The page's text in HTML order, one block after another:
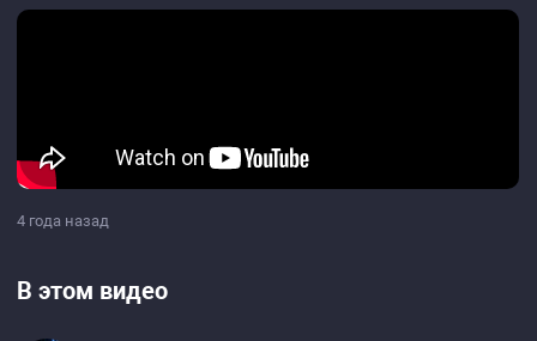
4 года назад
В этом видео